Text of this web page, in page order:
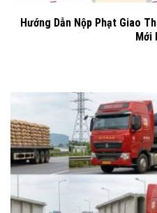
Hướng Dẫn Nộp Phạt Giao
Mới